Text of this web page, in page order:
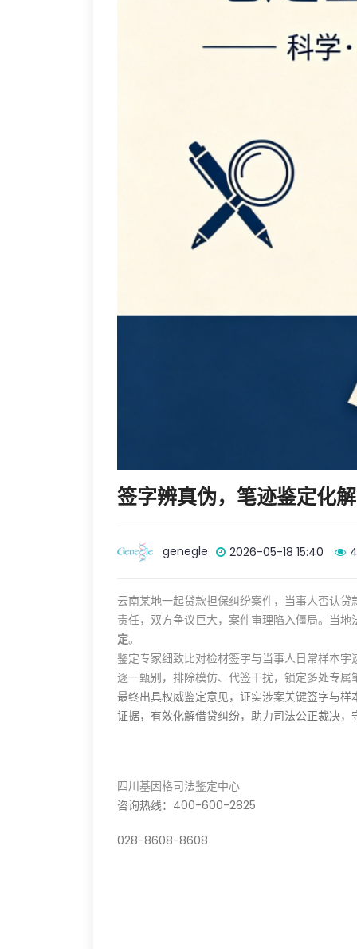
签字辨真伪，笔迹鉴定化
genegle 2026-05-18 15:40
云南某地一起贷款担保纠纷案件，当事人否认
责任，双方争议巨大，案件审理陷入僵局。当
定。
鉴定专家细致比对检材签字与当事人日常样本
逐一甄别，排除模仿、代签干扰，锁定多处专属
最终出具权威鉴定意见，证实涉案关键签字与
证据，有效化解借贷纠纷，助力司法公正裁决，
四川基因格司法鉴定中心
咨询热线：400-600-2825
028-8608-8608